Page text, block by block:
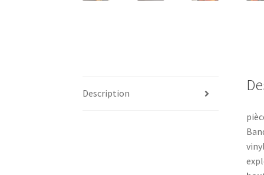
Description